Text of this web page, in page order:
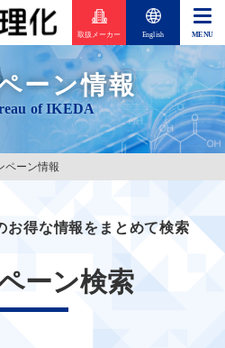
取扱メーカー English
ーン情報
ペーン情報
お得な情報をまとめて検索
ーン検索